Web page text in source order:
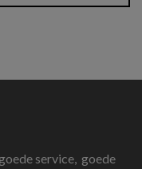
service, goede